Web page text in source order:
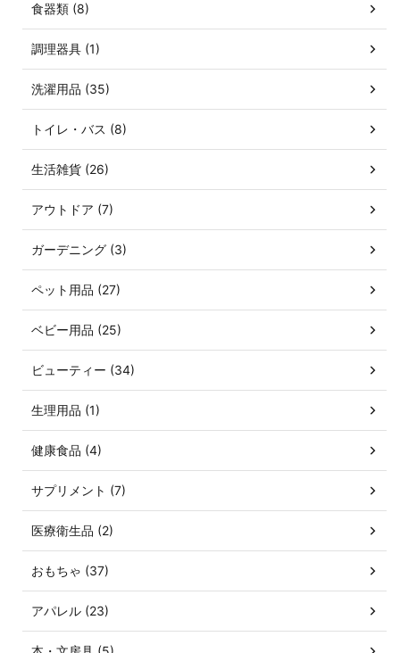
食器類 (8)
調理器具 (1)
洗濯用品 (35)
トイレ・バス (8)
生活雑貨 (26)
アウトドア (7)
ガーデニング (3)
ペット用品 (27)
ベビー用品 (25)
ビューティー (34)
生理用品 (1)
健康食品 (4)
サプリメント (7)
医療衛生品 (2)
おもちゃ (37)
アパレル (23)